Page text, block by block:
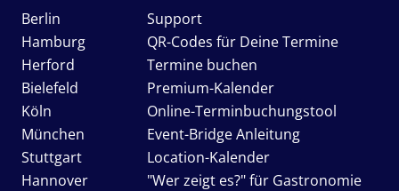
Berlin
Hamburg
Herford
Bielefeld
Köln
München
Stuttgart
Hannover
Support
QR-Codes für Deine Termine
Termine buchen
Premium-Kalender
Online-Terminbuchungstool
Event-Bridge Anleitung
Location-Kalender
"Wer zeigt es?" für Gastronomie